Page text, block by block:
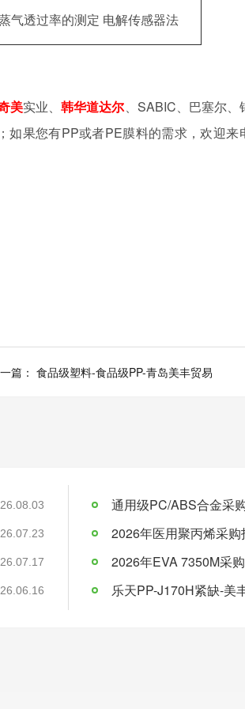
气透过率的测定 电解传感器法
美实业、韩华道达尔、SABIC、巴塞尔、
如果您有PP或者PE膜料的需求，欢迎来
篇： 食品级塑料-食品级PP-青岛美丰贸易
通用级PC/ABS合金采
2026年医用聚丙烯采
乐天PP-J170H紧缺-美